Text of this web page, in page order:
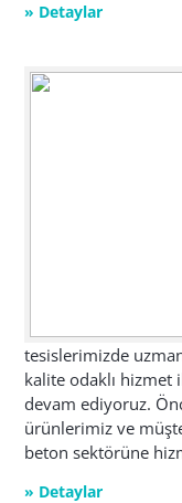
» Detaylar
tesislerimizde
kalite odaklı hizmet
devam ediyoruz.
ürünlerimiz ve
beton sektörüne
» Detaylar